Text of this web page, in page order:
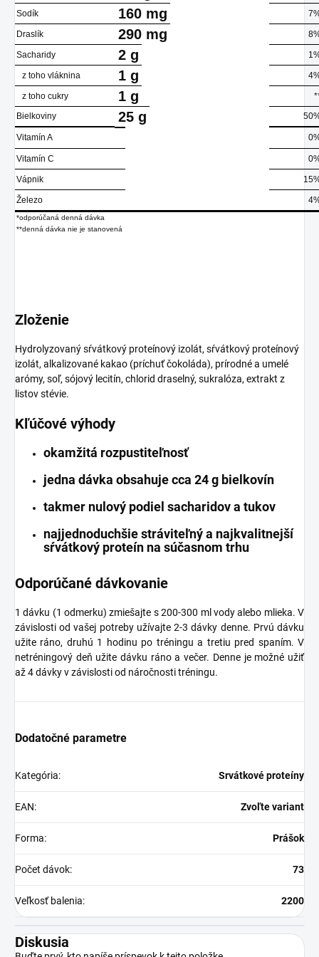
Sodík 160 mg
Draslík 290 mg
Sacharidy 2 g
z toho vláknina 1 g
z toho cukry 1 g
Bielkoviny
25 g
Vitamín A
Vitamín C
Vápnik
Železo
*odporúčaná denná dávka
**denná dávka nie je stanovená
Zloženie
Hydrolyzovaný sŕvátkový proteínový izolát, sŕvátkový proteínový
izolát, alkalizované kakao (príchuť čokoláda), prírodné a umelé
arómy, soľ, sójový lecitín, chlorid draselný, sukralóza, extrakt z
listov stévie.
Kľúčové výhody
okamžitá rozpustiteľnosť
jedna dávka obsahuje cca 24 g bielkovín
takmer nulový podiel sacharidov a tukov
najjednoduchšie stráviteľný a najkvalitnejší
sŕvátkový proteín na súčasnom trhu
Odporúčané dávkovanie
1 dávku (1 odmerku) zmiešajte s 200-300 ml vody alebo mlieka. V
závislosti od vašej potreby užívajte 2-3 dávky denne. Prvú dávku
užite ráno, druhú 1 hodinu po tréningu a tretiu pred spaním. V
netréningový deň užite dávku ráno a večer. Denne je možné užiť
až 4 dávky v závislosti od náročnosti tréningu.
Dodatočné parametre
Kategória: Srvátkové proteíny
EAN: Zvoľte variant
Forma: Prášok
Počet dávok: 73
Veľkosť balenia: 2200
Diskusia